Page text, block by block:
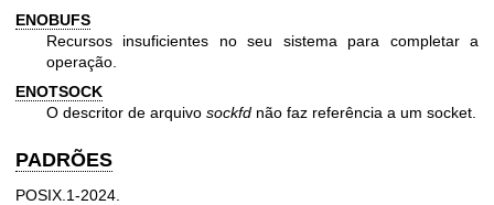
ENOBUFS
Recursos insuficientes no seu sistema para completar a
operação.
ENOTSOCK
O descritor de arquivo sockfd não faz referência a um socket.
PADRÕES
POSIX.1-2024.